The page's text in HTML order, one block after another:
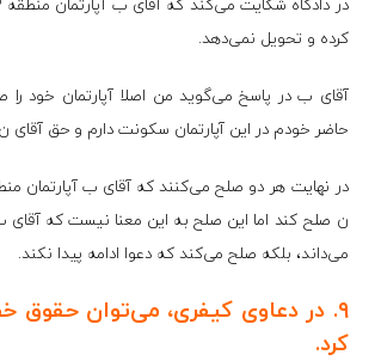
کرده و تحویل نمی‌دهد.
آقای ب در پاسخ می‌گوید من اصلا آپارتمان خود را
حاضر خودم در این آپارتمان سکونت دارم و حق آقای ن
ن صلح کند اما این صلح به این معنا نیست که
می‌داند، بلکه صلح می‌کند که دعوا ادامه پیدا نکند.
۹. در دعاوی کیفری، می‌توان
کرد.